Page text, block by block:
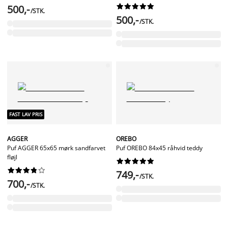
500,-/STK.






500,-/STK.
FAST LAV PRIS
AGGER
Puf AGGER 65x65 mørk sandfarvet
fløjl






700,-/STK.
OREBO
Puf OREBO 84x45 råhvid teddy






749,-/STK.